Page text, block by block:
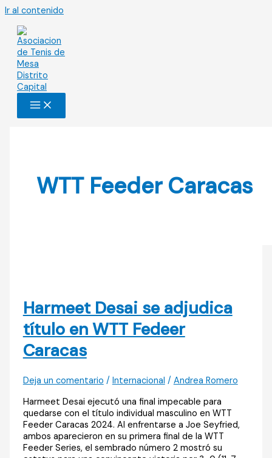
Ir al contenido
WTT Feeder Caracas
Harmeet Desai se adjudica
título en WTT Fedeer
Caracas
Deja un comentario / Internacional / Andrea Romero
Harmeet Desai ejecutó una final impecable para
quedarse con el título individual masculino en WTT
Feeder Caracas 2024. Al enfrentarse a Joe Seyfried,
ambos aparecieron en su primera final de la WTT
Feeder Series, el sembrado número 2 mostró su